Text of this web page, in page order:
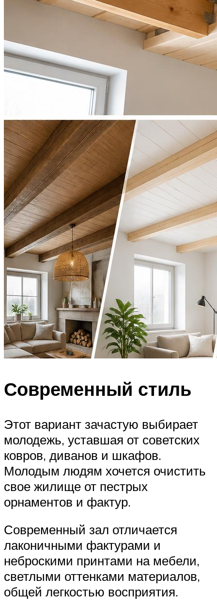
Современный стиль
Этот вариант зачастую выбирает
молодежь, уставшая от советских
ковров, диванов и шкафов.
Молодым людям хочется очистить
свое жилище от пестрых
орнаментов и фактур.
Современный зал отличается
лаконичными фактурами и
неброскими принтами на мебели,
светлыми оттенками материалов,
общей легкостью восприятия.